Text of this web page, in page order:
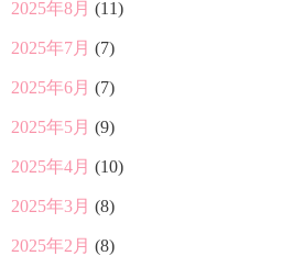
2025年8月 (11)
2025年7月 (7)
2025年6月 (7)
2025年5月 (9)
2025年4月 (10)
2025年3月 (8)
2025年2月 (8)